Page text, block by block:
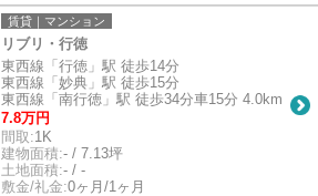
賃貸｜マンション
リブリ・行徳
東西線「行徳」駅 徒歩14分
東西線「妙典」駅 徒歩15分
東西線「南行徳」駅 徒歩34分車15分 4.0km
7.8万円
間取:1K
建物面積:- / 7.13坪
土地面積:- / -
敷金/礼金:0ヶ月/1ヶ月